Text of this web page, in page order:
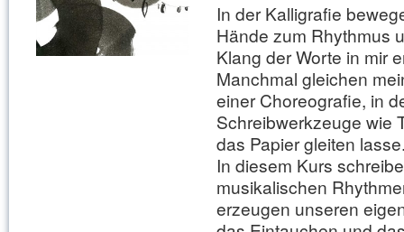
In der Kalligrafie
Hände zum Rhythmus
Klang der Worte in mir
Manchmal gleichen
einer Choreografie, in
Schreibwerkzeuge wie
das Papier gleiten
In diesem Kurs
musikalischen
erzeugen unseren